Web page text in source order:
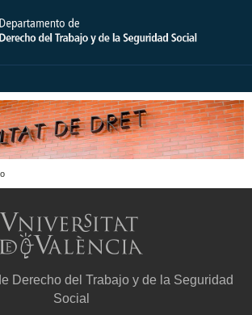
Derecho del Trabajo y de la Seguridad
Social